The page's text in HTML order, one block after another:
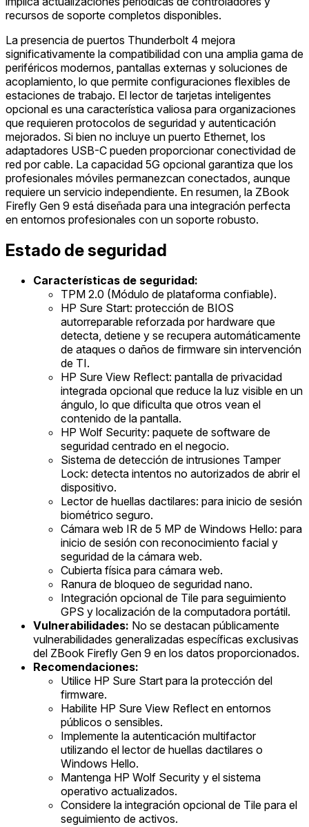
recursos de soporte completos disponibles.
La presencia de puertos Thunderbolt 4 mejora
significativamente la compatibilidad con una amplia gama de
periféricos modernos, pantallas externas y soluciones de
acoplamiento, lo que permite configuraciones flexibles de
estaciones de trabajo. El lector de tarjetas inteligentes
opcional es una característica valiosa para organizaciones
que requieren protocolos de seguridad y autenticación
mejorados. Si bien no incluye un puerto Ethernet, los
adaptadores USB-C pueden proporcionar conectividad de
red por cable. La capacidad 5G opcional garantiza que los
profesionales móviles permanezcan conectados, aunque
requiere un servicio independiente. En resumen, la ZBook
Firefly Gen 9 está diseñada para una integración perfecta
en entornos profesionales con un soporte robusto.
Estado de seguridad
Características de seguridad:
TPM 2.0 (Módulo de plataforma confiable).
HP Sure Start: protección de BIOS
autorreparable reforzada por hardware que
detecta, detiene y se recupera automáticamente
de ataques o daños de firmware sin intervención
de TI.
HP Sure View Reflect: pantalla de privacidad
integrada opcional que reduce la luz visible en un
ángulo, lo que dificulta que otros vean el
contenido de la pantalla.
HP Wolf Security: paquete de software de
seguridad centrado en el negocio.
Sistema de detección de intrusiones Tamper
Lock: detecta intentos no autorizados de abrir el
dispositivo.
Lector de huellas dactilares: para inicio de sesión
biométrico seguro.
Cámara web IR de 5 MP de Windows Hello: para
inicio de sesión con reconocimiento facial y
seguridad de la cámara web.
Cubierta física para cámara web.
Ranura de bloqueo de seguridad nano.
Integración opcional de Tile para seguimiento
GPS y localización de la computadora portátil.
Vulnerabilidades: No se destacan públicamente
vulnerabilidades generalizadas específicas exclusivas
del ZBook Firefly Gen 9 en los datos proporcionados.
Recomendaciones:
Utilice HP Sure Start para la protección del
firmware.
Habilite HP Sure View Reflect en entornos
públicos o sensibles.
Implemente la autenticación multifactor
utilizando el lector de huellas dactilares o
Windows Hello.
Mantenga HP Wolf Security y el sistema
operativo actualizados.
Considere la integración opcional de Tile para el
seguimiento de activos.